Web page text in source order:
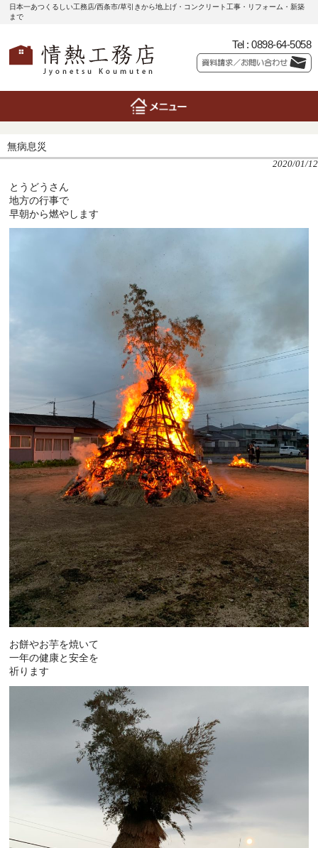
日本一あつくるしい工務店/西条市/草引きから地上げ・コンクリート工事・リフォーム・新築
まで
Tel : 0898-64-5058
無病息災
2020/01/12
とうどうさん
地方の行事で
早朝から燃やします
お餅やお芋を焼いて
一年の健康と安全を
祈ります